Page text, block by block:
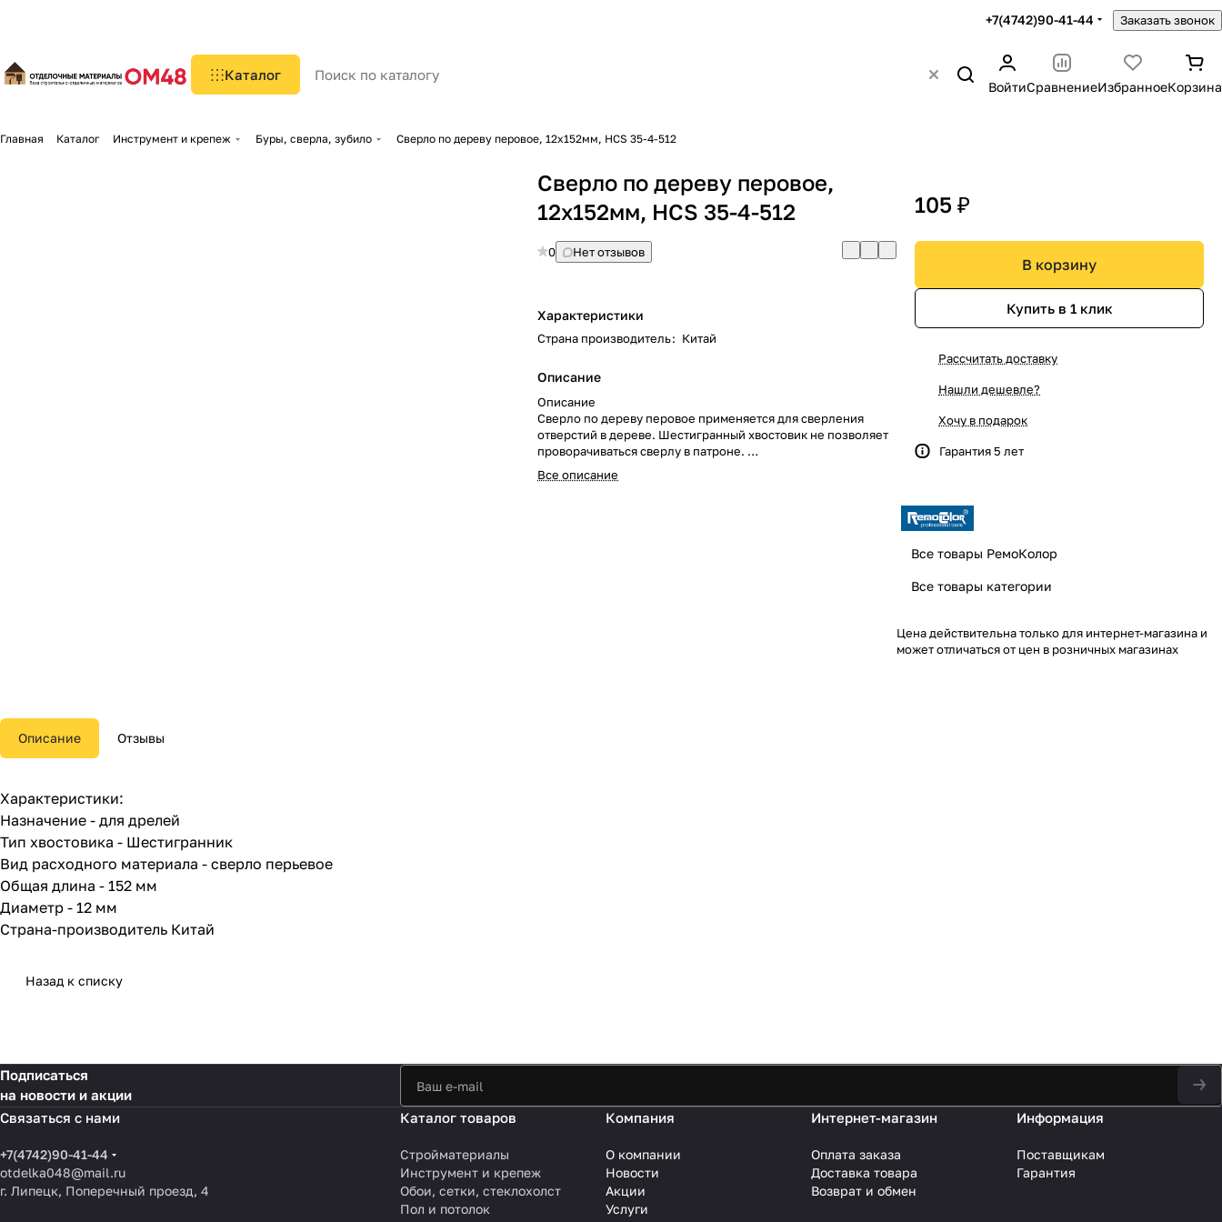
+7(4742)90-41-44 Заказать звонок
Каталог
ВойтиСравнениеИзбранноеКорзина
Главная Каталог Инструмент и крепеж Буры, сверла, зубило Сверло по дереву перовое, 12х152мм, HCS 35-4-512
Сверло по дереву перовое,
12х152мм, HCS 35-4-512
0 Нет отзывов
Характеристики
Страна производитель: Китай
Описание
Описание
Сверло по дереву перовое применяется для сверления
отверстий в дереве. Шестигранный хвостовик не позволяет
проворачиваться сверлу в патроне.
Оксидированное.
Все описание
105 ₽
В корзину
Купить в 1 клик
Рассчитать доставку
Нашли дешевле?
Хочу в подарок
Гарантия 5 лет
Все товары РемоКолор
Все товары категории
Цена действительна только для интернет-магазина и
может отличаться от цен в розничных магазинах
Описание Отзывы
Характеристики:
Назначение - для дрелей
Тип хвостовика - Шестигранник
Вид расходного материала - сверло перьевое
Общая длина - 152 мм
Диаметр - 12 мм
Страна-производитель Китай
Назад к списку
Подписаться
на новости и акции
Связаться с нами
+7(4742)90-41-44
otdelka048@mail.ru
г. Липецк, Поперечный проезд, 4
Каталог товаров
Стройматериалы
Инструмент и крепеж
Обои, сетки, стеклохолст
Пол и потолок
Компания
О компании
Новости
Акции
Услуги
Интернет-магазин
Оплата заказа
Доставка товара
Возврат и обмен
Информация
Поставщикам
Гарантия